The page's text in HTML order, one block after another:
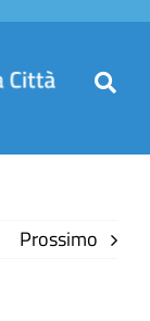
Prossimo